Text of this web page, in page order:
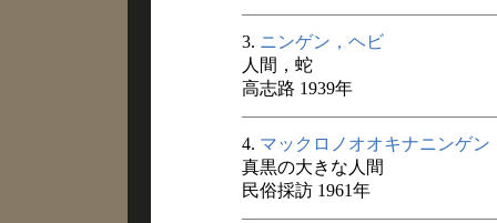
3. ニンゲン，ヘビ
人間，蛇
高志路 1939年
4. マックロノオオキナニンゲン
真黒の大きな人間
民俗採訪 1961年